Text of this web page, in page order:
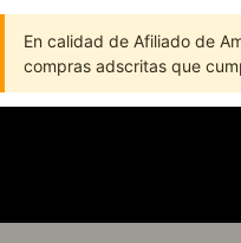
En calidad de Afiliado de
compras adscritas que